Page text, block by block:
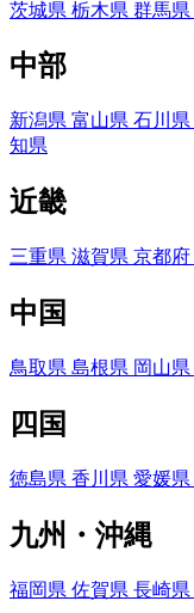
茨城県 栃木県 群馬県
中部
新潟県 富山県 石川県
知県
近畿
三重県 滋賀県 京都府
中国
鳥取県 島根県 岡山県
四国
徳島県 香川県 愛媛県
九州・沖縄
福岡県 佐賀県 長崎県